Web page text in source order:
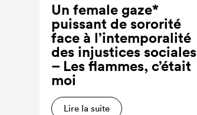
Un female gaze*
puissant de sororité
face à l’intemporalité
des injustices sociales
– Les flammes, c’était
moi
Lire la suite